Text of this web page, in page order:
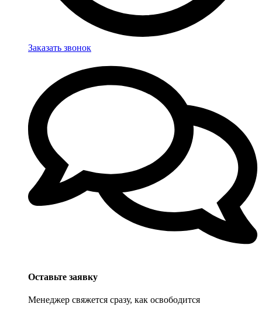
Заказать звонок
Оставьте заявку
Менеджер свяжется сразу, как освободится